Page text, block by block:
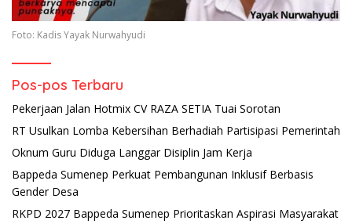
Foto: Kadis Yayak Nurwahyudi
Pos-pos Terbaru
Pekerjaan Jalan Hotmix CV RAZA SETIA Tuai Sorotan
RT Usulkan Lomba Kebersihan Berhadiah Partisipasi Pemerintah
Oknum Guru Diduga Langgar Disiplin Jam Kerja
Bappeda Sumenep Perkuat Pembangunan Inklusif Berbasis
Gender Desa
RKPD 2027 Bappeda Sumenep Prioritaskan Aspirasi Masyarakat